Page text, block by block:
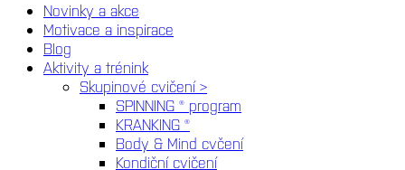
Novinky a akce
Motivace a inspirace
Blog
Aktivity a trénink
Skupinové cvičení >
SPINNING ® program
KRANKING ®
Body & Mind cvčení
Kondiční cvičení